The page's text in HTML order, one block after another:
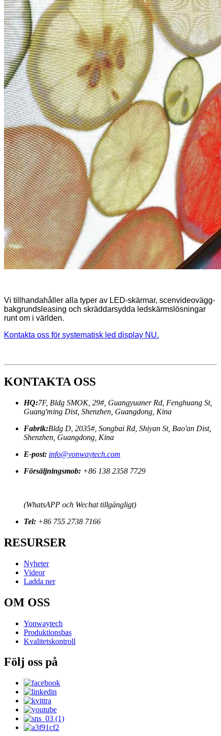
Vi tillhandahåller alla typer av LED-skärmar, scenvideovägg-
bakgrundsleasing och skräddarsydda ledskärmslösningar
runt om i världen.
Kontakta oss för systematisk led display NU.
KONTAKTA OSS
HQ:7F, Bldg SMOK, 29#, Guangyuaner Rd, Fenghuang St,
Guang'ming Dist, Shenzhen, Guangdong, Kina
Fabrik:Bldg D, 2035#, Songbai Rd, Shiyan St, Bao'an Dist,
Shenzhen, Guangdong, Kina
E-post: info@yonwaytech.com
Försäljningsmob: +86 138 2358 7729
(WhatsAPP och Wechat tillgängligt)
Tel: +86 755 2738 7166
RESURSER
Nyheter
Videor
Ladda ner
OM OSS
Yonwaytech
Produktionsbas
Kvalitetskontroll
Följ oss på